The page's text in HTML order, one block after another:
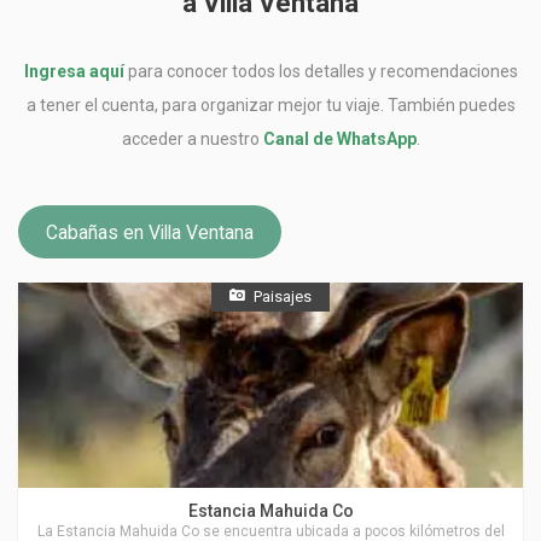
Ingresa aquípara conocer todos los detalles y recomendaciones
a tener el cuenta, para organizar mejor tu viaje. También puedes
acceder a nuestro Canal de WhatsApp.
Cabañas en Villa Ventana
Paisajes
Actividades en Villa Ventana
Estancia Mahuida Co
La Estancia Mahuida Co se encuentra ubicada a pocos kilómetros del